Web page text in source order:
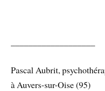
Pascal Aubrit,
à Auvers-sur-Oise (95)